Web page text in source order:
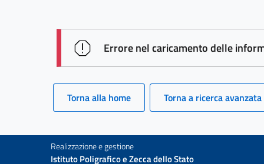
session id:
Errore nel caricamento delle
Torna alla home Torna a ricerca avanzata
Realizzazione e gestione
Istituto Poligrafico e Zecca dello Stato